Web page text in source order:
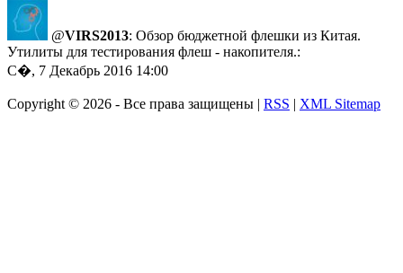
@VIRS2013: Обзор бюджетной флешки из Китая.
Утилиты для тестирования флеш - накопителя.:
С�, 7 Декабрь 2016 14:00
Copyright © 2026 - Все права защищены | RSS | XML Sitemap